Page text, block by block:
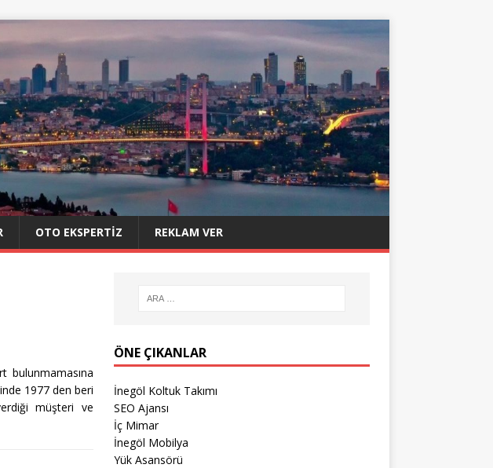
OTO EKSPERTIZ REKLAM VER
bulunmamasına
1977 den beri
müşteri ve
ÖNE ÇIKANLAR
İnegöl Koltuk Takımı
SEO Ajansı
İç Mimar
İnegöl Mobilya
Yük Asansörü